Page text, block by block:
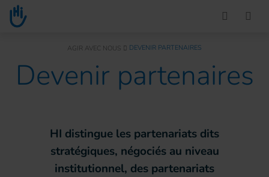
Go to main content
You are here :AGIR AVEC NOUS DEVENIR PARTENAIRES
Devenir partenaires
HI distingue les partenariats dits
stratégiques, négociés au niveau
institutionnel, des partenariats